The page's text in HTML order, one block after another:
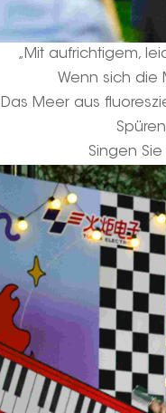
„Mit aufrichtigem,
Wenn sich die
Das Meer aus
Singen